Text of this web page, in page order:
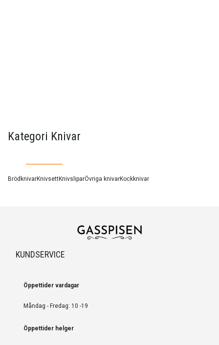
Kategori Knivar
BrödknivarKnivsettKnivsliparÖvriga knivarKockknivar
KUNDSERVICE
Öppettider vardagar
Måndag - Fredag: 10 -19
Öppettider helger